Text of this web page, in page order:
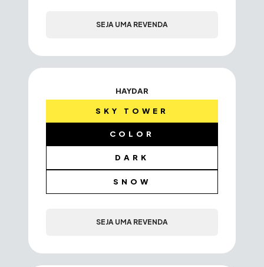
SEJA UMA REVENDA
HAYDAR
SKY TOWER
COLOR
DARK
SNOW
SEJA UMA REVENDA